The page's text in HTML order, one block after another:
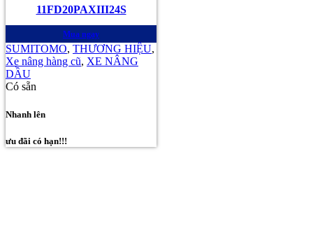
11FD20PAXIII24S
Mua ngay
SUMITOMO, THƯƠNG HIỆU,
Xe nâng hàng cũ, XE NÂNG
DẦU
Có sẵn
Nhanh lên
ưu đãi có hạn!!!